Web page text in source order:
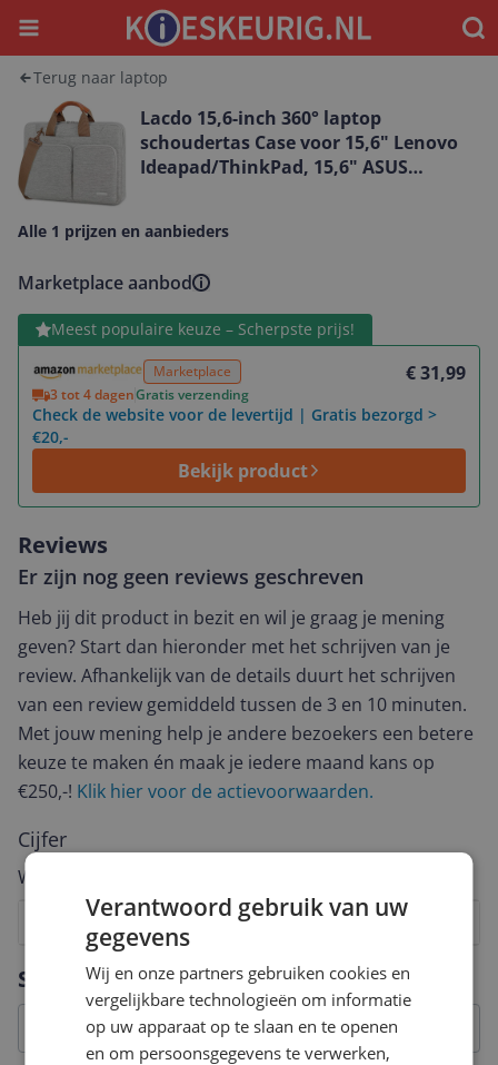
Menu
Terug naar laptop
Lacdo 15,6-inch 360° laptop
schoudertas Case voor 15,6" Lenovo
Ideapad/ThinkPad, 15,6" ASUS
Inspiron 15, grijs
Alle 1 prijzen en aanbieders
Marketplace aanbod
Meest populaire keuze – Scherpste prijs!
Marketplace € 31,99
3 tot 4 dagenGratis verzending
Check de website voor de levertijd | Gratis bezorgd >
€20,-
Bekijk product
Bekijk product
Specificaties
Reviews
Er zijn nog geen reviews geschreven
Heb jij dit product in bezit en wil je graag je mening
geven? Start dan hieronder met het schrijven van je
review. Afhankelijk van de details duurt het schrijven
van een review gemiddeld tussen de 3 en 10 minuten.
Met jouw mening help je andere bezoekers een betere
keuze te maken én maak je iedere maand kans op
€250,-! Klik hier voor de actievoorwaarden.
Cijfer
Welk cijfer geef jij dit product?
8
7
6
5
4
3
2
Vraag 1 van 4
Verantwoord gebruik van uw
gegevens
Wij en onze partners gebruiken cookies en
vergelijkbare technologieën om informatie
op uw apparaat op te slaan en te openen
en om persoonsgegevens te verwerken,